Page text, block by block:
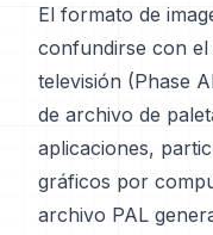
El formato de
confundirse con el
televisión (Phase
de archivo de
aplicaciones,
gráficos por
archivo PAL